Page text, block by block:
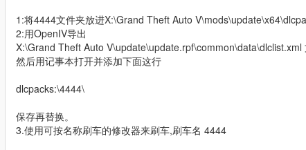
1:将4444文件夹放进X:\Grand Theft Auto
2:用OpenIV导出
X:\Grand Theft Auto V\update\update.rpf\common\data\dlclist.xml
然后用记事本打开并添加下面这行
dlcpacks:\4444\
保存再替换。
3.使用可按名称刷车的修改器来刷车,刷车名 4444